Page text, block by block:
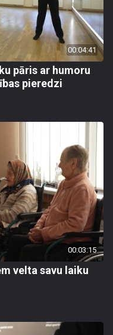
00:04:41
pāris ar humoru
pieredzi
00:03:15
velta savu laiku